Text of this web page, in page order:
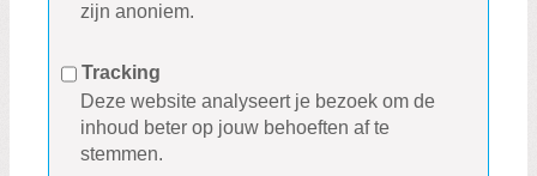
zijn anoniem.
Tracking
Deze website analyseert je bezoek om de
inhoud beter op jouw behoeften af te
stemmen.